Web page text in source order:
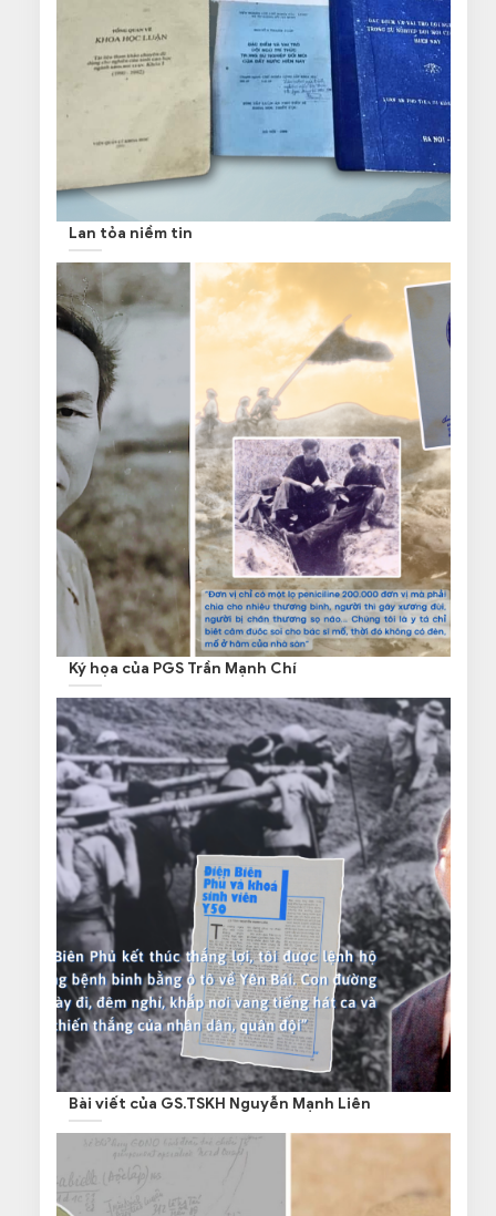
Lan tỏa niềm tin
Ký họa của PGS Trần Mạnh Chí
Bài viết của GS.TSKH Nguyễn Mạnh Liên